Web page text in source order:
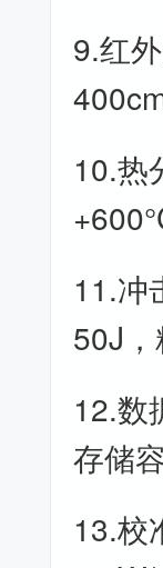
9.红
10.热
11.冲
50J，
12.数
存储
13.校